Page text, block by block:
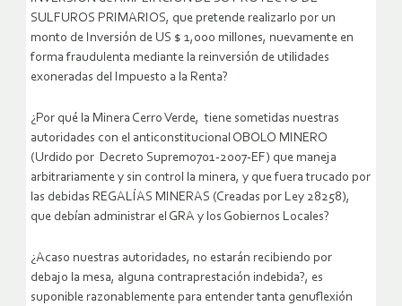
SULFUROS PRIMARIOS, que pretende realizarlo por un
monto de Inversión de US $ 1,000 millones, nuevamente en
forma fraudulenta mediante la reinversión de utilidades
exoneradas del Impuesto a la Renta?
¿Por qué la Minera Cerro Verde, tiene sometidas nuestras
autoridades con el anticonstitucional OBOLO MINERO
(Urdido por Decreto Supremo701-2007-EF) que maneja
arbitrariamente y sin control la minera, y que fuera trucado por
las debidas REGALÍAS MINERAS (Creadas por Ley 28258),
que debían administrar el GRA y los Gobiernos Locales?
¿Acaso nuestras autoridades, no estarán recibiendo por
debajo la mesa, alguna contraprestación indebida?, es
suponible razonablemente para entender tanta genuflexión